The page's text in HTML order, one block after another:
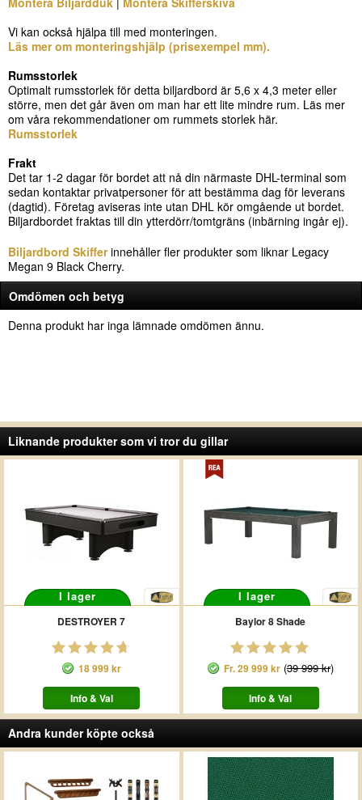
Vi kan också hjälpa till med monteringen.
Läs mer om monteringshjälp (prisexempel mm).
Rumsstorlek
Optimalt rumsstorlek för detta biljardbord är 5,6 x 4,3 meter eller
större, men det går även om man har ett lite mindre rum. Läs mer
om våra rekommendationer om rummets storlek här.
Rumsstorlek
Frakt
Det tar 1-2 dagar för bordet att nå din närmaste DHL-terminal som
sedan kontaktar privatpersoner för att bestämma dag för leverans
(dagtid). Företag aviseras inte utan DHL kör omgående ut bordet.
Biljardbordet fraktas till din ytterdörr/tomtgräns (inbärning ingår ej).
Biljardbord Skifferinnehåller fler produkter som liknar Legacy
Megan 9 Black Cherry.
Omdömen och betyg
Denna produkt har inga lämnade omdömen ännu.
Liknande produkter som vi tror du gillar
I lager
DESTROYER 7
18 999 kr
Info & Val
I lager
Baylor 8 Shade
Fr.29 999 kr(39 999 kr)
Info & Val
Andra kunder köpte också